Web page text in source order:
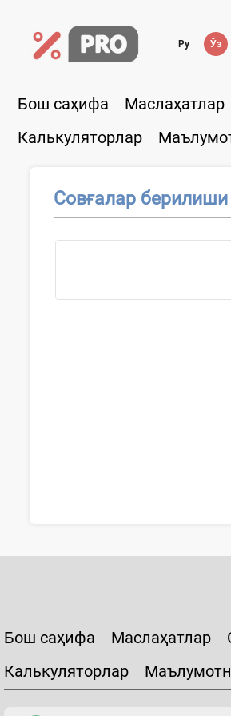
Ру Ўз
Бош саҳифа Маслаҳатлар
Калькуляторлар
Совғалар берилиши
Бош саҳифа Маслаҳатлар
Калькуляторлар